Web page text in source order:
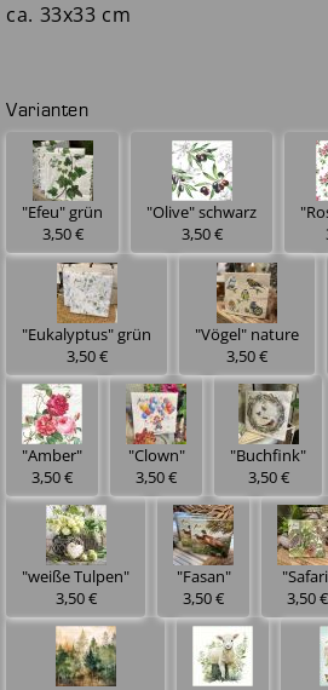
ca. 33x33 cm
Varianten
"Efeu" grün
3,50 €
"Olive" schwarz
3,50 €
"Eukalyptus" grün
3,50 €
"Vögel" nature
3,50 €
"Amber"
3,50 €
"Clown"
3,50 €
"Buchfink"
3,50 €
"weiße Tulpen"
3,50 €
"Fasan"
3,50 €
3,50 €